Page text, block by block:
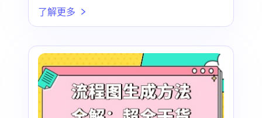
了解更多